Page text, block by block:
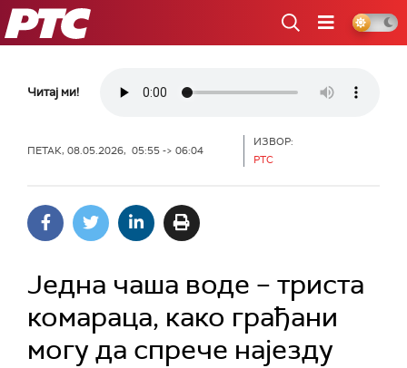
РТС
Читај ми!
ПЕТАК, 08.05.2026, 05:55 -> 06:04
ИЗВОР:
РТС
Једна чаша воде – триста
комараца, како грађани
могу да спрече најезду